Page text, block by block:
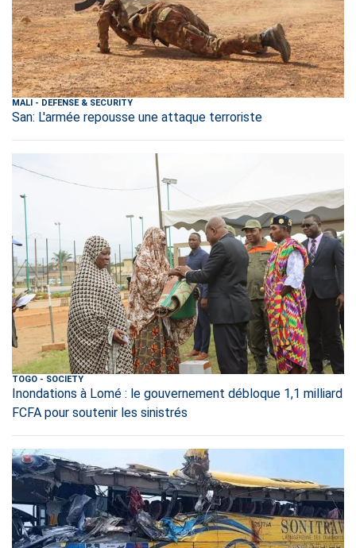
MALI - DEFENSE & SECURITY
San: L'armée repousse une attaque terroriste
TOGO - SOCIETY
Inondations à Lomé : le gouvernement débloque 1,1 milliard
FCFA pour soutenir les sinistrés